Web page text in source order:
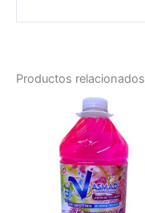
Productos relacionados